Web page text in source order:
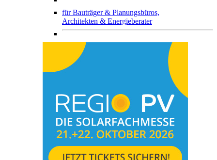
fürBauträger & Planungsbüros,
Architekten & Energieberater